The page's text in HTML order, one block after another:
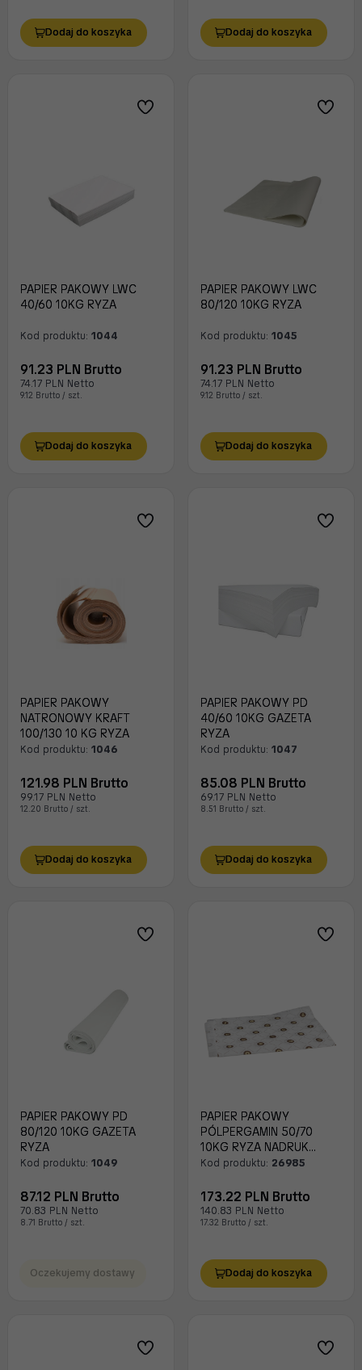
Dodaj do koszyka Dodaj do koszyka
PAPIER PAKOWY LWC
40/60 10KG RYZA
Kod produktu: 1044
91.23 PLN Brutto
74.17 PLN Netto
9.12 Brutto / szt.
Dodaj do koszyka
PAPIER PAKOWY LWC
80/120 10KG RYZA
Kod produktu: 1045
91.23 PLN Brutto
74.17 PLN Netto
9.12 Brutto / szt.
Dodaj do koszyka
PAPIER PAKOWY
NATRONOWY KRAFT
100/130 10 KG RYZA
Kod produktu: 1046
121.98 PLN Brutto
99.17 PLN Netto
12.20 Brutto / szt.
Dodaj do koszyka
PAPIER PAKOWY PD
40/60 10KG GAZETA
RYZA
Kod produktu: 1047
85.08 PLN Brutto
69.17 PLN Netto
8.51 Brutto / szt.
Dodaj do koszyka
PAPIER PAKOWY PD
80/120 10KG GAZETA
RYZA
Kod produktu: 1049
87.12 PLN Brutto
70.83 PLN Netto
8.71 Brutto / szt.
Oczekujemy dostawy
PAPIER PAKOWY
PÓLPERGAMIN 50/70
10KG RYZA NADRUK
ROZETA
Kod produktu: 26985
173.22 PLN Brutto
140.83 PLN Netto
17.32 Brutto / szt.
Dodaj do koszyka